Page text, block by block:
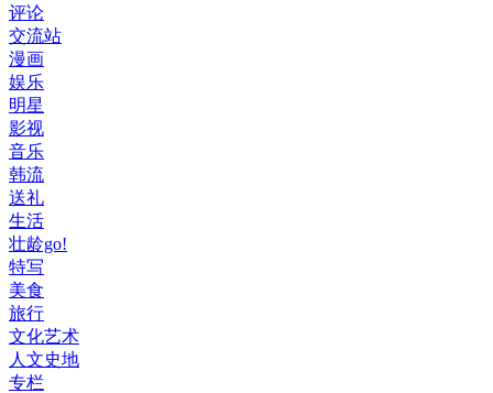
评论
交流站
漫画
娱乐
明星
影视
音乐
韩流
送礼
生活
壮龄go!
特写
美食
旅行
文化艺术
人文史地
专栏